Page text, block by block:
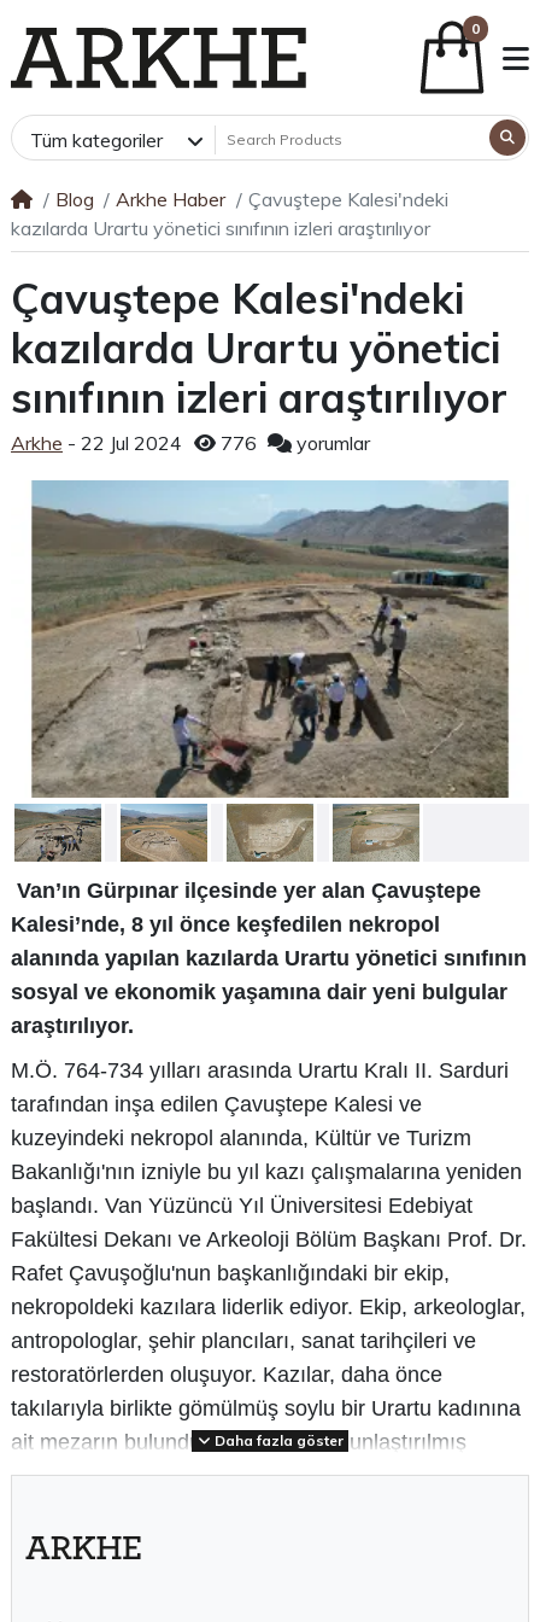
0
Tüm kategoriler
Blog Arkhe Haber
Çavuştepe Kalesi'ndeki
kazılarda Urartu yönetici sınıfının izleri araştırılıyor
Çavuştepe Kalesi'ndeki
kazılarda Urartu yönetici
sınıfının izleri araştırılıyor
Arkhe - 22 Jul 2024 776 yorumlar
Van’ın Gürpınar ilçesinde yer alan Çavuştepe
Kalesi’nde, 8 yıl önce keşfedilen nekropol
alanında yapılan kazılarda Urartu yönetici sınıfının
sosyal ve ekonomik yaşamına dair yeni bulgular
araştırılıyor.
M.Ö. 764-734 yılları arasında Urartu Kralı II. Sarduri
tarafından inşa edilen Çavuştepe Kalesi ve
kuzeyindeki nekropol alanında, Kültür ve Turizm
Bakanlığı'nın izniyle bu yıl kazı çalışmalarına yeniden
başlandı. Van Yüzüncü Yıl Üniversitesi Edebiyat
Fakültesi Dekanı ve Arkeoloji Bölüm Başkanı Prof. Dr.
Rafet Çavuşoğlu'nun başkanlığındaki bir ekip,
nekropoldeki kazılara liderlik ediyor. Ekip, arkeologlar,
antropologlar, şehir plancıları, sanat tarihçileri ve
restoratörlerden oluşuyor. Kazılar, daha önce
takılarıyla birlikte gömülmüş soylu bir Urartu kadınına
ait mezarın bulunduğu noktada yoğunlaştırılmış
durumda.
Urartu soylularının sosyal ve ekonomik yaşantısı ile
Daha fazla göster